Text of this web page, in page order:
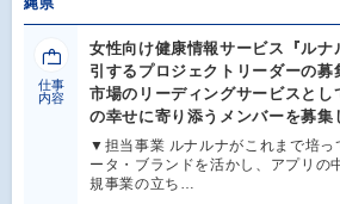
縄県
仕事
内容
女性向け健康情報サービス『ルナ
引するプロジェクトリーダーの
市場のリーディングサービスとし
の幸せに寄り添うメンバーを募集
▼担当事業 ルナルナがこれまで培っ
ータ・ブランドを活かし、アプリの
規事業の立ち…